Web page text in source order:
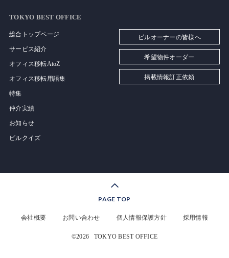
TOKYO BEST OFFICE
総合トップページ
サービス紹介
オフィス移転AtoZ
オフィス移転用語集
特集
仲介実績
お知らせ
ビルクイズ
ビルオーナーの皆様へ
希望物件オーダー
掲載情報訂正依頼
PAGE TOP
会社概要 お問い合わせ 個人情報保護方針 採用情報
©2026 TOKYO BEST OFFICE